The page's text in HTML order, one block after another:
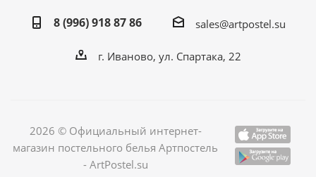
8 (996) 918 87 86
sales@artpostel.su
г. Иваново, ул. Спартака, 22
2026 © Официальный интернет-
магазин постельного белья Артпостель
- ArtPostel.su